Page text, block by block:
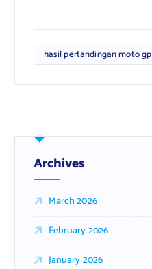
hasil pertandingan moto gp
Archives
March 2026
February 2026
January 2026